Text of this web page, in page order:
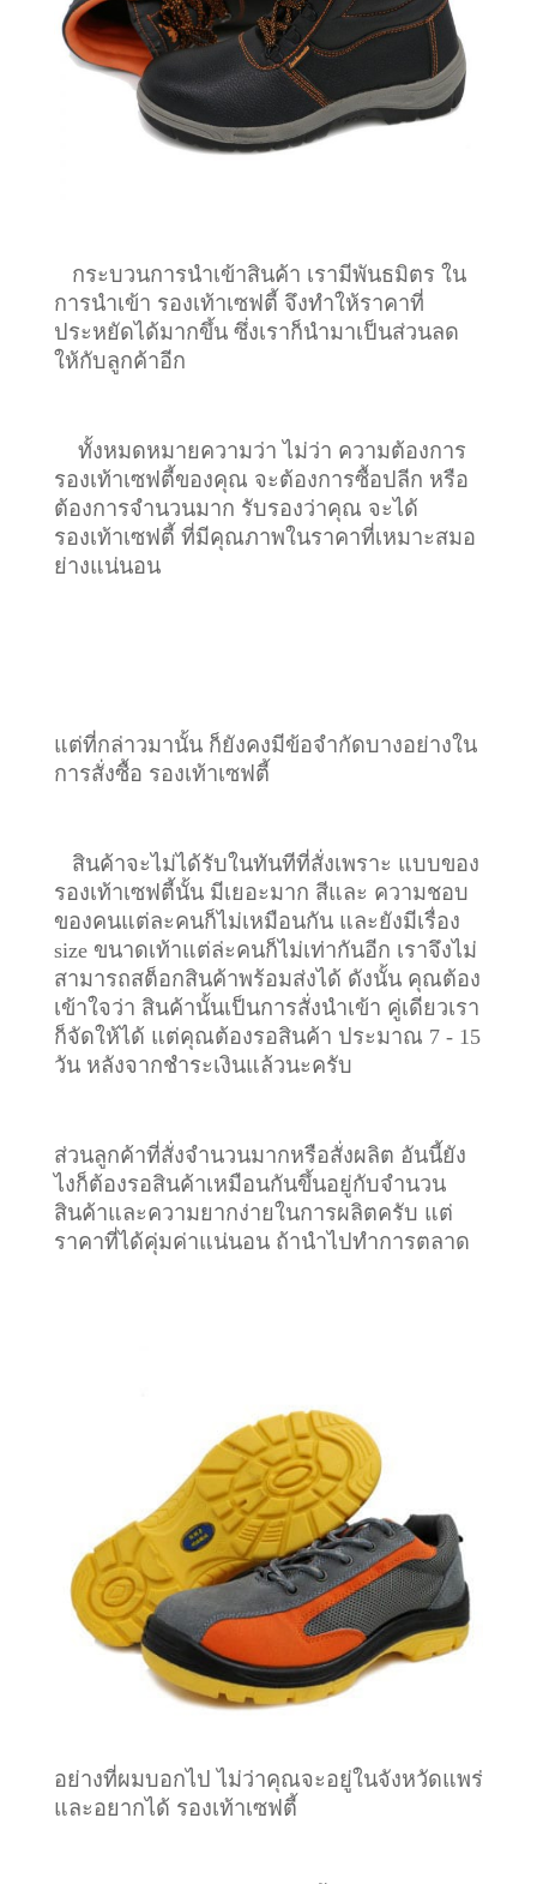
กระบวนการนำเข้าสินค้า เรามีพันธมิตร ใน
การนำเข้า รองเท้าเซฟตี้ จึงทำให้ราคาที่
ประหยัดได้มากขึ้น ซึ่งเราก็นำมาเป็นส่วนลด
ให้กับลูกค้าอีก
ทั้งหมดหมายความว่า ไม่ว่า ความต้องการ
รองเท้าเซฟตี้ของคุณ จะต้องการซื้อปลีก หรือ
ต้องการจำนวนมาก รับรองว่าคุณ จะได้
รองเท้าเซฟตี้ ที่มีคุณภาพในราคาที่เหมาะสมอ
ย่างแน่นอน
แต่ที่กล่าวมานั้น ก็ยังคงมีข้อจำกัดบางอย่างใน
การสั่งซื้อ รองเท้าเซฟตี้
สินค้าจะไม่ได้รับในทันทีที่สั่งเพราะ แบบของ
รองเท้าเซฟตี้นั้น มีเยอะมาก สีและ ความชอบ
ของคนแต่ละคนก็ไม่เหมือนกัน และยังมีเรื่อง
size ขนาดเท้าแต่ล่ะคนก็ไม่เท่ากันอีก เราจึงไม่
สามารถสต็อกสินค้าพร้อมส่งได้ ดังนั้น คุณต้อง
เข้าใจว่า สินค้านั้นเป็นการสั่งนำเข้า คู่เดียวเรา
ก็จัดให้ได้ แต่คุณต้องรอสินค้า ประมาณ 7 - 15
วัน หลังจากชำระเงินแล้วนะครับ
ส่วนลูกค้าที่สั่งจำนวนมากหรือสั่งผลิต อันนี้ยัง
ไงก็ต้องรอสินค้าเหมือนกันขึ้นอยู่กับจำนวน
สินค้าและความยากง่ายในการผลิตครับ แต่
ราคาที่ได้คุ่มค่าแน่นอน ถ้านำไปทำการตลาด
อย่างที่ผมบอกไป ไม่ว่าคุณจะอยู่ในจังหวัดแพร่
และอยากได้ รองเท้าเซฟตี้